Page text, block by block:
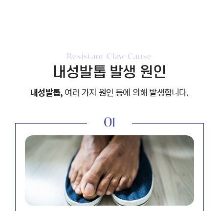
Resistant Claw Cause
내성발톱 발생 원인
내성발톱, 여러 가지 원인 등에 의해 발생합니다.
01